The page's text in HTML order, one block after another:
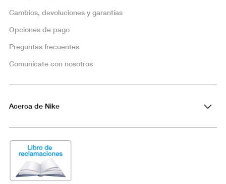
Cambios, devoluciones y garantías
Opciones de pago
Preguntas frecuentes
Comunícate con nosotros
Acerca de Nike